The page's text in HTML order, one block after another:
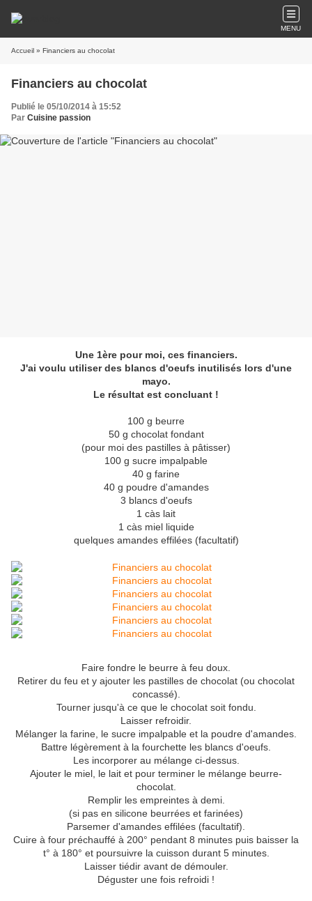
MENU
Accueil » Financiers au chocolat
Financiers au chocolat
Publié le 05/10/2014 à 15:52
Par Cuisine passion
Une 1ère pour moi, ces financiers.
J'ai voulu utiliser des blancs d'oeufs inutilisés lors d'une
mayo.
Le résultat est concluant !
100 g beurre
50 g chocolat fondant
(pour moi des pastilles à pâtisser)
100 g sucre impalpable
40 g farine
40 g poudre d'amandes
3 blancs d'oeufs
1 càs lait
1 càs miel liquide
quelques amandes effilées (facultatif)
Faire fondre le beurre à feu doux.
Retirer du feu et y ajouter les pastilles de chocolat (ou chocolat
concassé).
Tourner jusqu'à ce que le chocolat soit fondu.
Laisser refroidir.
Mélanger la farine, le sucre impalpable et la poudre d'amandes.
Battre légèrement à la fourchette les blancs d'oeufs.
Les incorporer au mélange ci-dessus.
Ajouter le miel, le lait et pour terminer le mélange beurre-
chocolat.
Remplir les empreintes à demi.
(si pas en silicone beurrées et farinées)
Parsemer d'amandes effilées (facultatif).
Cuire à four préchauffé à 200° pendant 8 minutes puis baisser la
t° à 180° et poursuivre la cuisson durant 5 minutes.
Laisser tiédir avant de démouler.
Déguster une fois refroidi !